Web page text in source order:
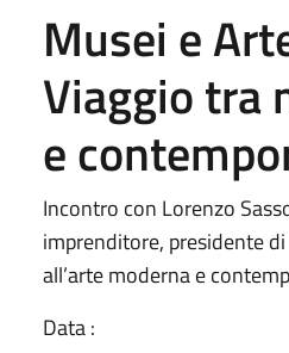
Musei e
Viaggio tra
e
Incontro con Lorenzo
imprenditore, presidente
all’arte moderna e
Data :